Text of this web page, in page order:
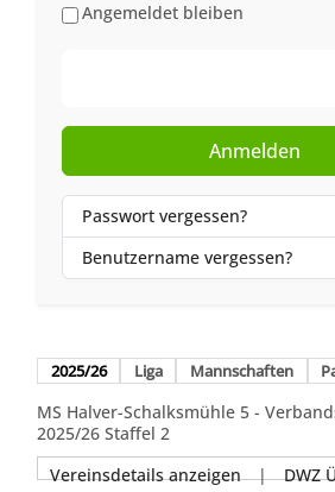
Angemeldet bleiben
Anmelden
Passwort vergessen?
Benutzername vergessen?
2025/26 Liga Mannschaften
MS Halver-Schalksmühle 5 -
2025/26 Staffel 2
Vereinsdetails anzeigen | DWZ